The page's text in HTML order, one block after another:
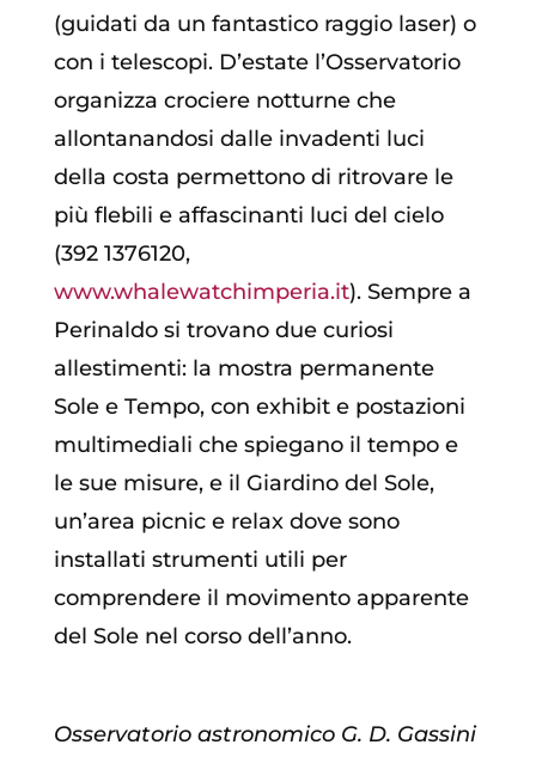
(guidati da un fantastico raggio laser) o
con i telescopi. D’estate l’Osservatorio
organizza crociere notturne che
allontanandosi dalle invadenti luci
della costa permettono di ritrovare le
più flebili e affascinanti luci del cielo
(392 1376120,
www.whalewatchimperia.it). Sempre a
Perinaldo si trovano due curiosi
allestimenti: la mostra permanente
Sole e Tempo, con exhibit e postazioni
multimediali che spiegano il tempo e
le sue misure, e il Giardino del Sole,
un’area picnic e relax dove sono
installati strumenti utili per
comprendere il movimento apparente
del Sole nel corso dell’anno.
Osservatorio astronomico G. D. Gassini